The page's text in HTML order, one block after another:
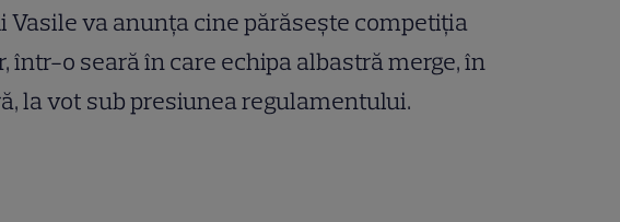
Vasile va anunța cine părăsește competiția
într-o seară în care echipa albastră merge, în
la vot sub presiunea regulamentului.